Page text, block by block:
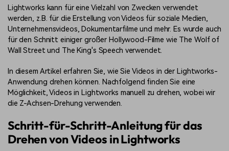
Lightworks kann für eine Vielzahl von Zwecken verwendet
werden, z.B. für die Erstellung von Videos für soziale Medien,
Unternehmensvideos, Dokumentarfilme und mehr. Es wurde auch
für den Schnitt einiger großer Hollywood-Filme wie The Wolf of
Wall Street und The King's Speech verwendet.
In diesem Artikel erfahren Sie, wie Sie Videos in der Lightworks-
Anwendung drehen können. Nachfolgend finden Sie eine
Möglichkeit, Videos in Lightworks manuell zu drehen, wobei wir
die Z-Achsen-Drehung verwenden.
Schritt-für-Schritt-Anleitung für das
Drehen von Videos in Lightworks